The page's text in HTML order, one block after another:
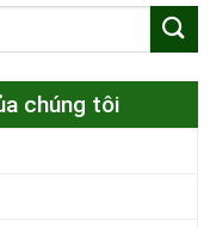
chúng tôi